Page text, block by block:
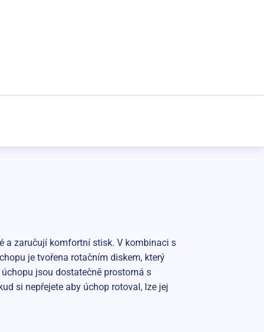
a zaručují komfortní stisk. V kombinaci s
je tvořena rotačním diskem, který
jsou dostatečně prostorná s
si nepřejete aby úchop rotoval, lze jej